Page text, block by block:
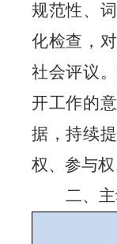
规范性、
化检查，
社会评议
开工作的
据，持续
权、参与权
二、